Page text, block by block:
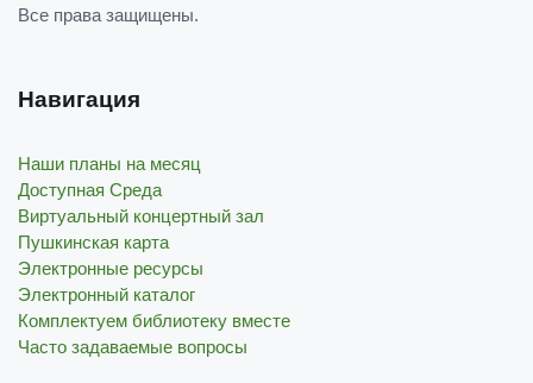
Все права защищены.
Навигация
Наши планы на месяц
Доступная Среда
Виртуальный концертный зал
Пушкинская карта
Электронные ресурсы
Электронный каталог
Комплектуем библиотеку вместе
Часто задаваемые вопросы